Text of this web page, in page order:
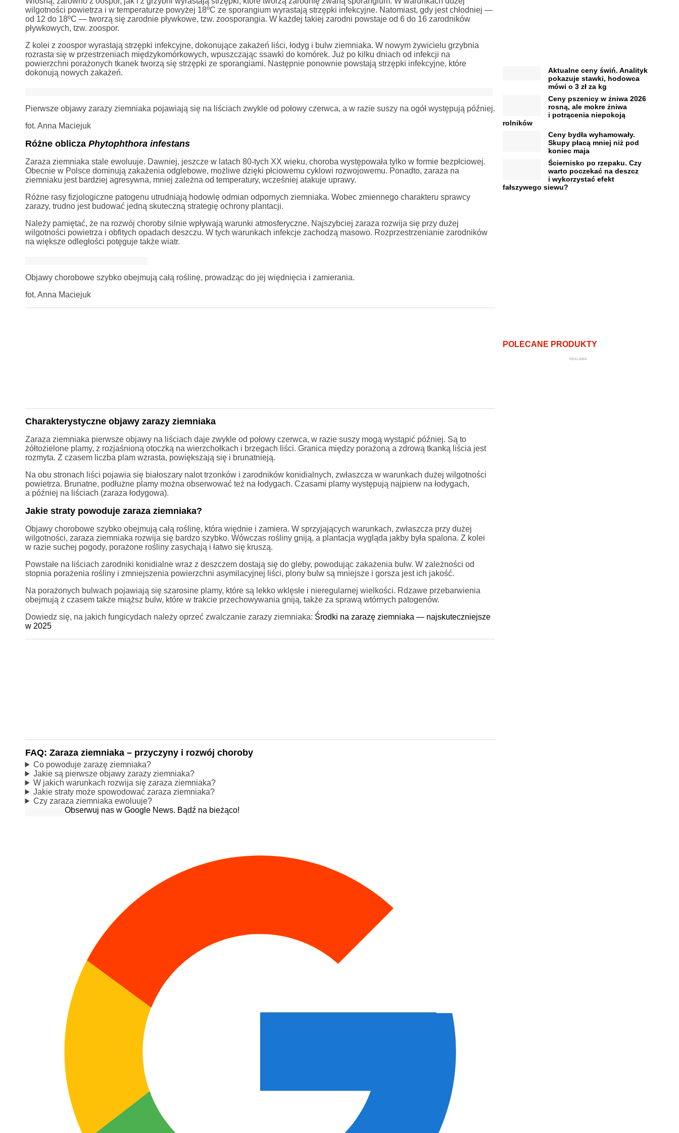
wilgotności powietrza i w temperaturze powyżej 18ºC ze sporangium wyrastają strzępki infekcyjne. Natomiast, gdy jest chłodniej —
od 12 do 18ºC — tworzą się zarodnie pływkowe, tzw. zoosporangia. W każdej takiej zarodni powstaje od 6 do 16 zarodników
pływkowych, tzw. zoospor.
Z kolei z zoospor wyrastają strzępki infekcyjne, dokonujące zakażeń liści, łodyg i bulw ziemniaka. W nowym żywicielu grzybnia
rozrasta się w przestrzeniach międzykomórkowych, wpuszczając ssawki do komórek. Już po kilku dniach od infekcji na
powierzchni porażonych tkanek tworzą się strzępki ze sporangiami. Następnie ponownie powstają strzępki infekcyjne, które
dokonują nowych zakażeń.
Pierwsze objawy zarazy ziemniaka pojawiają się na liściach zwykle od połowy czerwca, a w razie suszy na ogół występują później.
fot. Anna Maciejuk
Różne oblicza Phytophthora infestans
Zaraza ziemniaka stale ewoluuje. Dawniej, jeszcze w latach 80-tych XX wieku, choroba występowała tylko w formie bezpłciowej.
Obecnie w Polsce dominują zakażenia odglebowe, możliwe dzięki płciowemu cyklowi rozwojowemu. Ponadto, zaraza na
ziemniaku jest bardziej agresywna, mniej zależna od temperatury, wcześniej atakuje uprawy.
Różne rasy fizjologiczne patogenu utrudniają hodowlę odmian odpornych ziemniaka. Wobec zmiennego charakteru sprawcy
zarazy, trudno jest budować jedną skuteczną strategię ochrony plantacji.
Należy pamiętać, że na rozwój choroby silnie wpływają warunki atmosferyczne. Najszybciej zaraza rozwija się przy dużej
wilgotności powietrza i obfitych opadach deszczu. W tych warunkach infekcje zachodzą masowo. Rozprzestrzenianie zarodników
na większe odległości potęguje także wiatr.
Objawy chorobowe szybko obejmują całą roślinę, prowadząc do jej więdnięcia i zamierania.
fot. Anna Maciejuk
Charakterystyczne objawy zarazy ziemniaka
Zaraza ziemniaka pierwsze objawy na liściach daje zwykle od połowy czerwca, w razie suszy mogą wystąpić później. Są to
żółtozielone plamy, z rozjaśnioną otoczką na wierzchołkach i brzegach liści. Granica między porażoną a zdrową tkanką liścia jest
rozmyta. Z czasem liczba plam wzrasta, powiększają się i brunatnieją.
Na obu stronach liści pojawia się białoszary nalot trzonków i zarodników konidialnych, zwłaszcza w warunkach dużej wilgotności
powietrza. Brunatne, podłużne plamy można obserwować też na łodygach. Czasami plamy występują najpierw na łodygach,
a później na liściach (zaraza łodygowa).
Jakie straty powoduje zaraza ziemniaka?
Objawy chorobowe szybko obejmują całą roślinę, która więdnie i zamiera. W sprzyjających warunkach, zwłaszcza przy dużej
wilgotności, zaraza ziemniaka rozwija się bardzo szybko. Wówczas rośliny gniją, a plantacja wygląda jakby była spalona. Z kolei
w razie suchej pogody, porażone rośliny zasychają i łatwo się kruszą.
Powstałe na liściach zarodniki konidialne wraz z deszczem dostają się do gleby, powodując zakażenia bulw. W zależności od
stopnia porażenia rośliny i zmniejszenia powierzchni asymilacyjnej liści, plony bulw są mniejsze i gorsza jest ich jakość.
Na porażonych bulwach pojawiają się szarosine plamy, które są lekko wklęsłe i nieregularnej wielkości. Rdzawe przebarwienia
obejmują z czasem także miąższ bulw, które w trakcie przechowywania gniją, także za sprawą wtórnych patogenów.
Dowiedz się, na jakich fungicydach należy oprzeć zwalczanie zarazy ziemniaka: Środki na zarazę ziemniaka — najskuteczniejsze
w 2025
FAQ: Zaraza ziemniaka – przyczyny i rozwój choroby
Co powoduje zarazę ziemniaka?
Jakie są pierwsze objawy zarazy ziemniaka?
W jakich warunkach rozwija się zaraza ziemniaka?
Jakie straty może spowodować zaraza ziemniaka?
Czy zaraza ziemniaka ewoluuje?
Obserwuj nas w Google News. Bądź na bieżąco!
Aktualne ceny świń. Analityk
pokazuje stawki, hodowca
mówi o 3 zł za kg
Ceny pszenicy w żniwa 2026
rosną, ale mokre żniwa
i potrącenia niepokoją
rolników
Ceny bydła wyhamowały.
Skupy płacą mniej niż pod
koniec maja
Ściernisko po rzepaku. Czy
warto poczekać na deszcz
i wykorzystać efekt
fałszywego siewu?
POLECANE PRODUKTY
REKLAMA